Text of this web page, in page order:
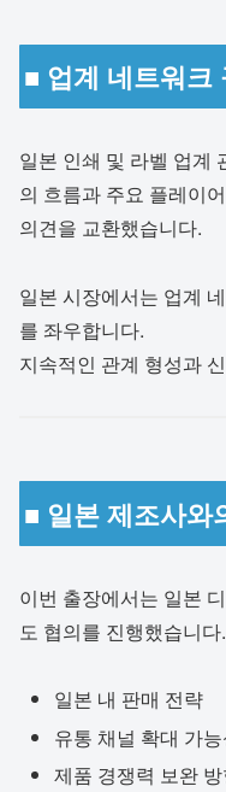
■ 업계 네트워크
일본 인쇄 및 라벨 업계
의 흐름과 주요 플레이
의견을 교환했습니다.
일본 시장에서는 업계
를 좌우합니다.
지속적인 관계 형성과
■ 일본 제조사와
이번 출장에서는 일본
도 협의를 진행했습니다.
일본 내 판매 전략
유통 채널 확대 가능
제품 경쟁력 보완